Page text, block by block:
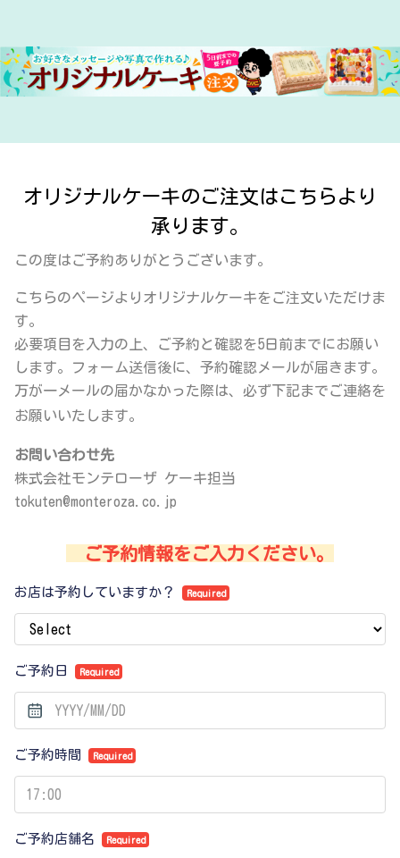
オリジナルケーキのご注文はこちらより
承ります。
この度はご予約ありがとうございます。
こちらのページよりオリジナルケーキをご注文いただけま
す。
必要項目を入力の上、ご予約と確認を5日前までにお願い
します。フォーム送信後に、予約確認メールが届きます。
万が一メールの届かなかった際は、必ず下記までご連絡を
お願いいたします。
お問い合わせ先
株式会社モンテローザ ケーキ担当
tokuten@monteroza.co.jp
ご予約情報をご入力ください。
お店は予約していますか？ Required
ご予約日 Required
ご予約時間 Required
ご予約店舗名 Required